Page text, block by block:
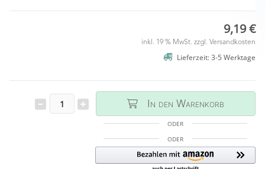
9,19 €
inkl. 19 % MwSt. zzgl. Versandkosten
Lieferzeit: 3-5 Werktage
In den Warenkorb
ODER
ODER